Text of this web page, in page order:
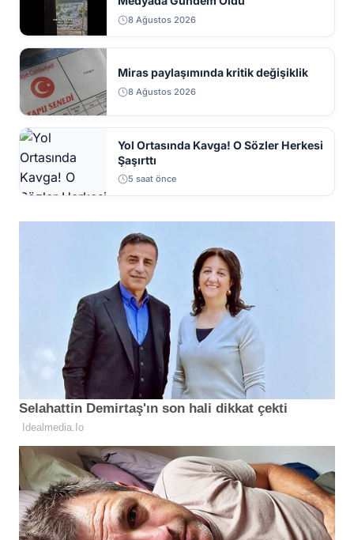
8 Ağustos 2026
Miras paylaşımında kritik değişiklik
8 Ağustos 2026
Yol Ortasında Kavga! O Sözler Herkesi
Şaşırttı
5 saat önce